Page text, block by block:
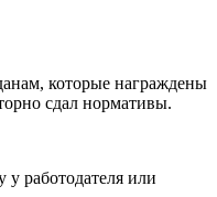
которые награждены
сдал нормативы.
работодателя или